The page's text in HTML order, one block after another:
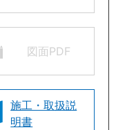
図面PDF
施工・取扱説
明書